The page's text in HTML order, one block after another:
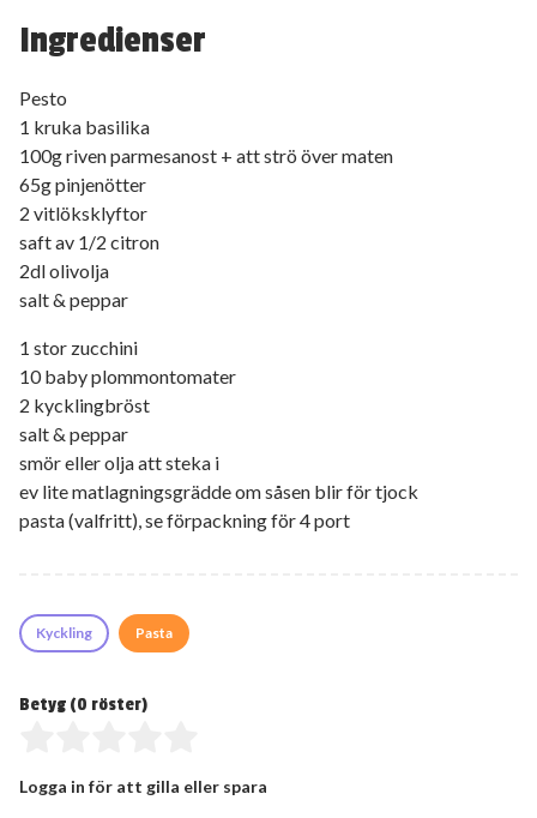
Ingredienser
Pesto
1 kruka basilika
100g riven parmesanost + att strö över maten
65g pinjenötter
2 vitlöksklyftor
saft av 1/2 citron
2dl olivolja
salt & peppar
1 stor zucchini
10 baby plommontomater
2 kycklingbröst
salt & peppar
smör eller olja att steka i
ev lite matlagningsgrädde om såsen blir för tjock
pasta (valfritt), se förpackning för 4 port
Kyckling Pasta
Betyg (0 röster)
Logga in för att gilla eller spara